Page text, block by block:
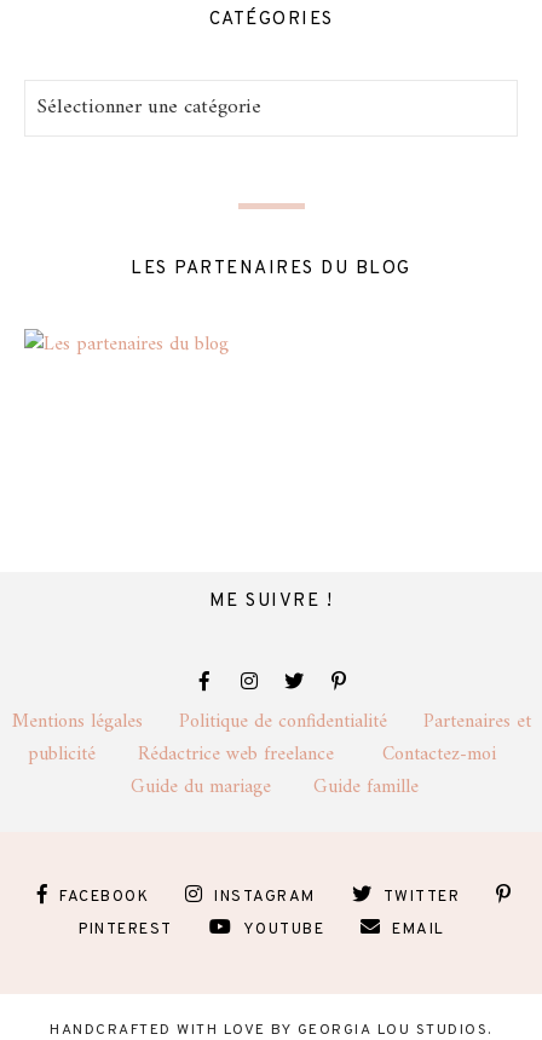
CATÉGORIES
Catégories
LES PARTENAIRES DU BLOG
ME SUIVRE !
Mentions légales Politique de confidentialité Partenaires et
publicité Rédactrice web freelance Contactez-moi
Guide du mariage Guide famille
FACEBOOK INSTAGRAM
TWITTER
PINTEREST
YOUTUBE EMAIL
HANDCRAFTED WITH LOVE BY GEORGIA LOU STUDIOS.